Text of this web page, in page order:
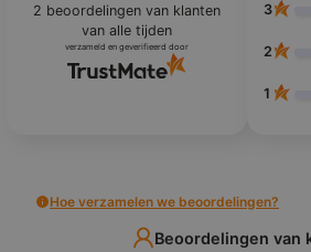
2 beoordelingen van klanten
van alle tijden
verzameld en geverifieerd door
3
2
1
Hoe verzamelen we beoordelingen?
Beoordelingen van